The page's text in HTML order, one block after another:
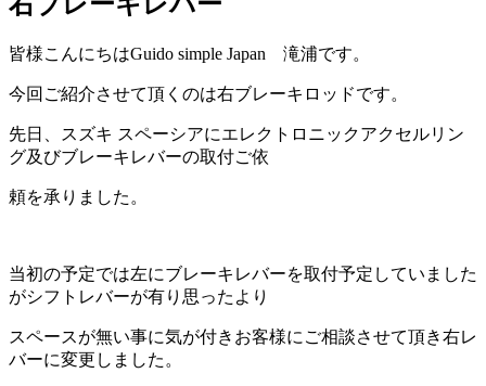
皆様こんにちはGuido simple Japan 滝浦です。
今回ご紹介させて頂くのは右ブレーキロッドです。
先日、スズキ スペーシアにエレクトロニックアクセルリン
グ及びブレーキレバーの取付ご依
頼を承りました。
当初の予定では左にブレーキレバーを取付予定していました
がシフトレバーが有り思ったより
スペースが無い事に気が付きお客様にご相談させて頂き右レ
バーに変更しました。